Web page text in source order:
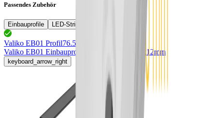
Passendes Zubehör
Einbauprofile LED-Strips
Valiko EB01 Profil76.50180.50
Valiko EB01 Einbauprofil
LxBxH 4000x18.8x12mm
keyboard_arrow_right